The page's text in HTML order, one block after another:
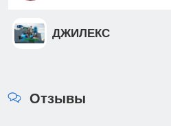
ДЖИЛЕКС
Отзывы